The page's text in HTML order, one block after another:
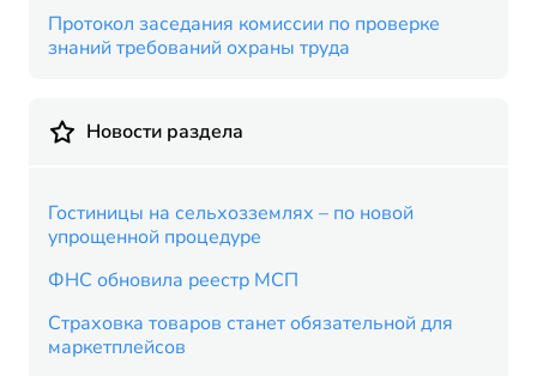
Протокол заседания комиссии по проверке
знаний требований охраны труда
Новости раздела
Гостиницы на сельхозземлях – по новой
упрощенной процедуре
ФНС обновила реестр МСП
Страховка товаров станет обязательной для
маркетплейсов